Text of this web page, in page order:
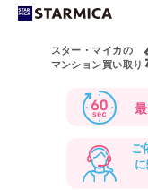
スター・マイカの
マンション買い取り
ご
に